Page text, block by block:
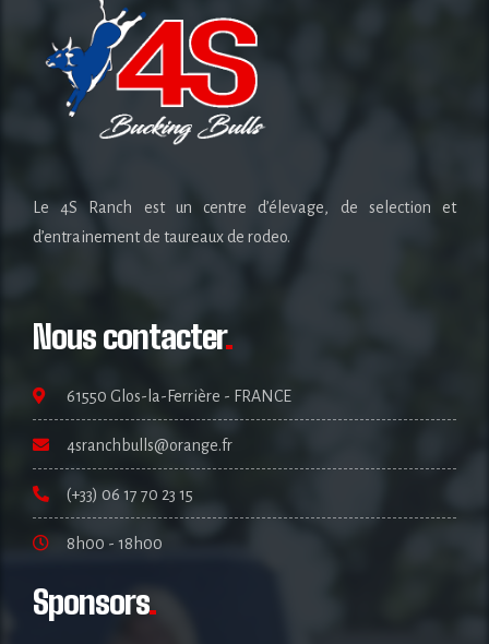
Le 4S Ranch est un centre d’élevage, de selection et
d’entrainement de taureaux de rodeo.
Nous contacter.
61550 Glos-la-Ferrière - FRANCE
4sranchbulls@orange.fr
(+33) 06 17 70 23 15
8h00 - 18h00
Sponsors.